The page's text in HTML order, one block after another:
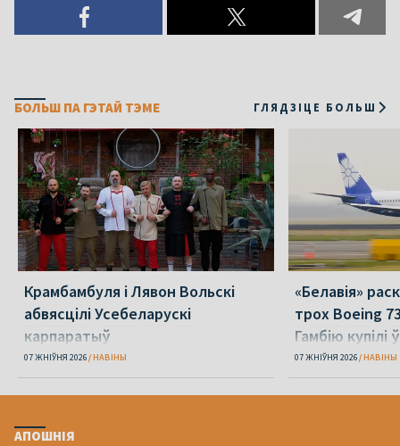
БОЛЬШ ПА ГЭТАЙ ТЭМЕ ГЛЯДЗІЦЕ БОЛЬШ
Крамбамбуля і Лявон Вольскі
абвясцілі Усебеларускі
карпаратыў
07 ЖНІЎНЯ 2026 НАВІНЫ
«Белавія»
трох Boeing
Гамбію купілі
07 ЖНІЎНЯ 2026 НАВІНЫ
АПОШНІЯ